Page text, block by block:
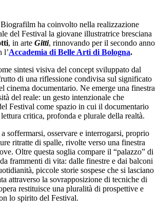
ha coinvolto nella realizzazione
del Festival la giovane illustratrice bresciana
, in arte Gitti, rinnovando per il secondo anno
l’Accademia di Belle Arti di Bologna.
sintesi visiva del concept sviluppato dal
di una riflessione condivisa sul significato
cinema documentario. Ne emerge una finestra
del reale: un gesto intenzionale che
Festival come spazio in cui il documentario
critica, profonda e plurale della realtà.
soffermarsi, osservare e interrogarsi, proprio
ritratte di spalle, rivolte verso una finestra
Oltre questa soglia compare il “palazzo” di
frammenti di vita: dalle finestre e dai balconi
piccole storie sospese che si lasciano
attraverso la sovrapposizione di tecniche di
restituisce una pluralità di prospettive e
lo spirito del Festival.